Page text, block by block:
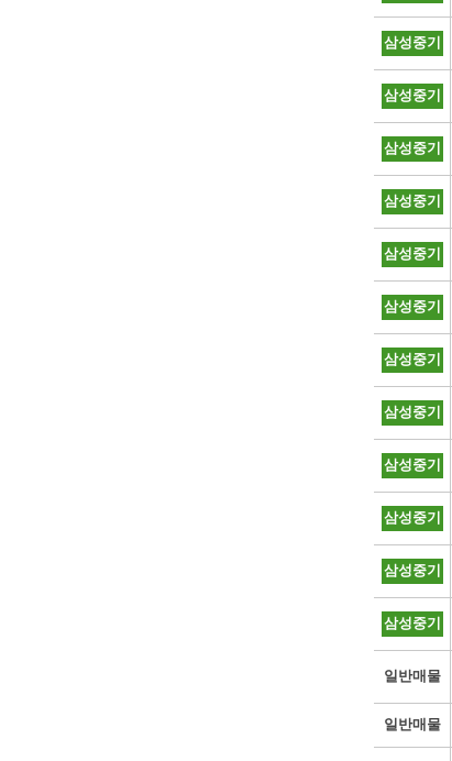
삼성중기
삼성중기
삼성중기
삼성중기
삼성중기
삼성중기
삼성중기
삼성중기
삼성중기
삼성중기
삼성중기
삼성중기
일반매물
일반매물